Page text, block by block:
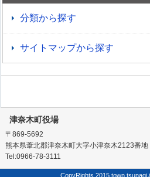
分類から探す
サイトマップから探す
津奈木町役場
〒869-5692
熊本県葦北郡津奈木町大字小津奈木2123番地
Tel:0966-78-3111
CopyRights 2015 town tsunagi